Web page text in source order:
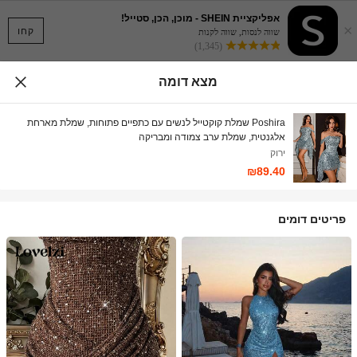
קחו ×
אפליקציית SHEIN - מוכן, הכן, סטייל!
שווה לנסות, שווה לקנות
(1,345)
מצא דומה
Poshira שמלת קוקטייל לנשים עם כתפיים פתוחות, שמלת מארחת
אלגנטית, שמלת ערב צמודה ומבריקה
ירוק
₪89.40
פריטים דומים